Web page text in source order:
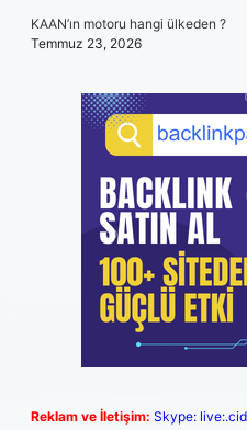
KAAN’ın motoru hangi ülkeden ?
Temmuz 23, 2026
Reklam ve İletişim: Skype: